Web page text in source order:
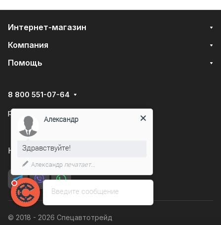
Интернет-магазин
Компания
Помощь
8 800 551-07-64
podarovdr@specautotrade.pro
Нижний Новгород, Чаадаева д.10к
© 2018 - 2026 Спецавтотрейд
Введите сообщение
Александр
Здравствуйте!
Александр печатает...